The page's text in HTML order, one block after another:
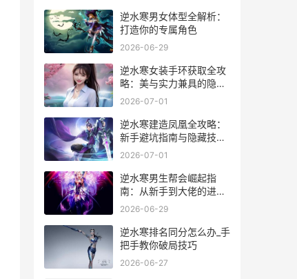
逆水寒男女体型全解析：
打造你的专属角色
2026-06-29
逆水寒女装手环获取全攻
略：美与实力兼具的隐藏
玩法
2026-07-01
逆水寒建造凤凰全攻略：
新手避坑指南与隐藏技巧
大公开
2026-07-01
逆水寒男生帮会崛起指
南：从新手到大佬的进阶
秘籍
2026-06-29
逆水寒排名同分怎么办_手
把手教你破局技巧
2026-06-27